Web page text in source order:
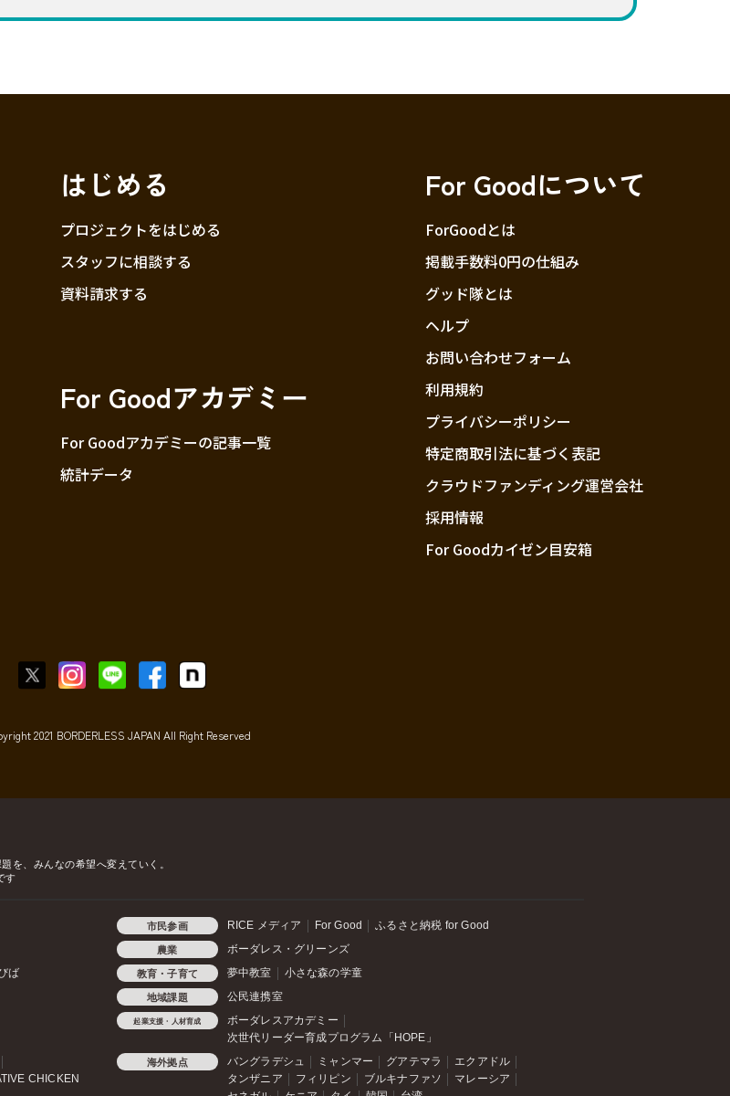
はじめる
プロジェクトをはじめる
スタッフに相談する
資料請求する
For Goodアカデミー
For Goodアカデミーの記事一覧
統計データ
For Goodについて
ForGoodとは
掲載手数料0円の仕組み
グッド隊とは
ヘルプ
お問い合わせフォーム
利用規約
プライバシーポリシー
特定商取引法に基づく表記
クラウドファンディング運営会社
採用情報
For Goodカイゼン目安箱
2021 BORDERLESS JAPAN All Right Reserved
を、みんなの希望へ変えていく。
す
市民参画 RICE メディア For Good ふるさと納税 for Good
農業 ボーダレス・グリーンズ
ば 教育・子育て 夢中教室 小さな森の学童
地域課題 公民連携室
起業支援・人材育成
ボーダレスアカデミー
次世代リーダー育成プログラム「HOPE」
CHICKEN
海外拠点 バングラデシュ ミャンマー グアテマラ
エクアドル
タンザニア
フィリピン ブルキナファソ
マレーシア